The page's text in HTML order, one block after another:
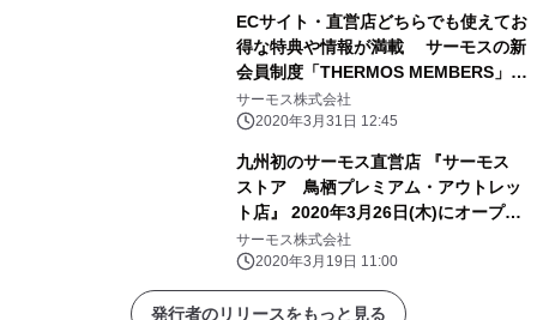
ECサイト・直営店どちらでも使えてお
得な特典や情報が満載 サーモスの新
会員制度「THERMOS MEMBERS」ス
タート 新制度導入開始：2020年3月
26日(木)
サーモス株式会社
2020年3月31日 12:45
九州初のサーモス直営店 『サーモス
ストア 鳥栖プレミアム・アウトレッ
ト店』 2020年3月26日(木)にオープ
ン！
サーモス株式会社
2020年3月19日 11:00
発行者のリリースをもっと見る